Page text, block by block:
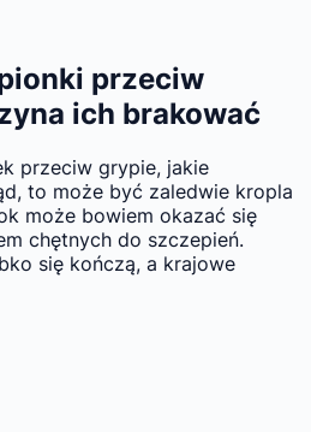
przeciw
ich brakować
przeciw grypie, jakie
to może być zaledwie kropla
może bowiem okazać się
chętnych do szczepień.
się kończą, a krajowe